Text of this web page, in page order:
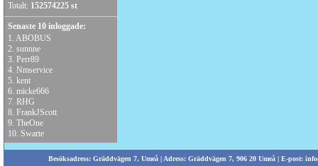
Totalt: 152574225 st
Senaste 10 inloggade:
1. ABOBUS
2. sunnne
3. Perr89
4. Nmservice
5. kent
6. micke666
7. RHG
8. FrankJScott
9. TheOne
10. Swarte
Besöksadress: Gräddvägen 7, Umeå | Adress: Gräddvägen 7, 906 20 Umeå | E-post: